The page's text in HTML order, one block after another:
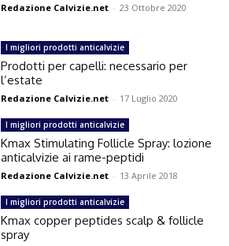
Redazione Calvizie.net - 23 Ottobre 2020
I migliori prodotti anticalvizie
Prodotti per capelli: necessario per
l’estate
Redazione Calvizie.net - 17 Luglio 2020
I migliori prodotti anticalvizie
Kmax Stimulating Follicle Spray: lozione
anticalvizie ai rame-peptidi
Redazione Calvizie.net - 13 Aprile 2018
I migliori prodotti anticalvizie
Kmax copper peptides scalp & follicle
spray